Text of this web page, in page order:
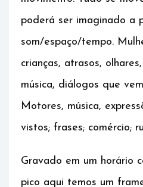
poderá ser imaginado a
som/espaço/tempo.
crianças, atrasos,
música, diálogos que
Motores, música,
vistos; frases; comércio;
Gravado em um horário
pico aqui temos um